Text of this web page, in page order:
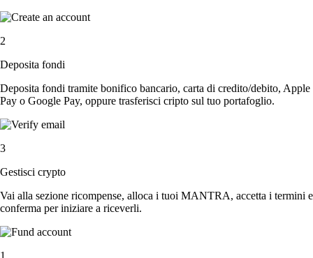
2
Deposita fondi
Deposita fondi tramite bonifico bancario, carta di credito/debito, Apple
Pay o Google Pay, oppure trasferisci cripto sul tuo portafoglio.
3
Gestisci crypto
Vai alla sezione ricompense, alloca i tuoi MANTRA, accetta i termini e
conferma per iniziare a riceverli.
1